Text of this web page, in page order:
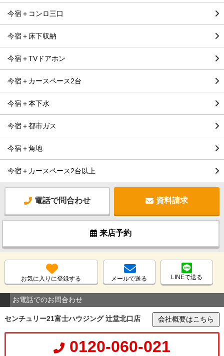
今宿＋コンロ三口
今宿＋床下収納
今宿＋TVドアホン
今宿＋カースペース2台
今宿＋本下水
今宿＋都市ガス
今宿＋角地
今宿＋カースペース2台以上
電話で問合わせ 資料請求
来店予約
お気に入りに登録する メールで送る LINEで送る
お電話でのお問合わせ
センチュリー21富士ハウジング 辻堂北口店 会社概要はこちら
0120-060-021